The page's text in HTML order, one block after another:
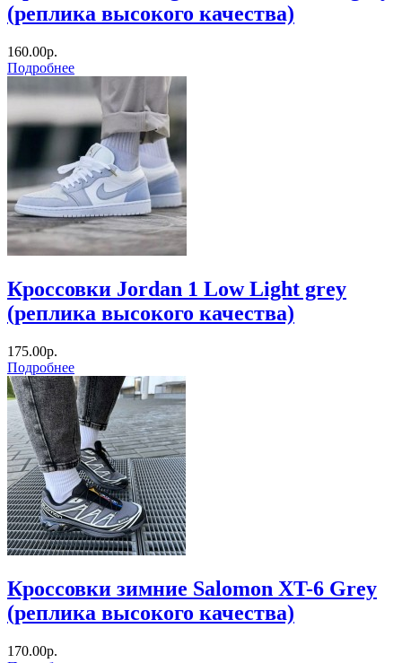
(реплика высокого качества)
160.00р.
Подробнее
Кроссовки Jordan 1 Low Light grey
(реплика высокого качества)
175.00р.
Подробнее
Кроссовки зимние Salomon XT-6 Grey
(реплика высокого качества)
170.00р.